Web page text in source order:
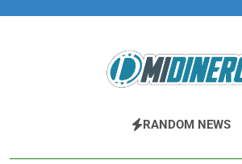
Fintech, Criptomonedas
RANDOM NEWS